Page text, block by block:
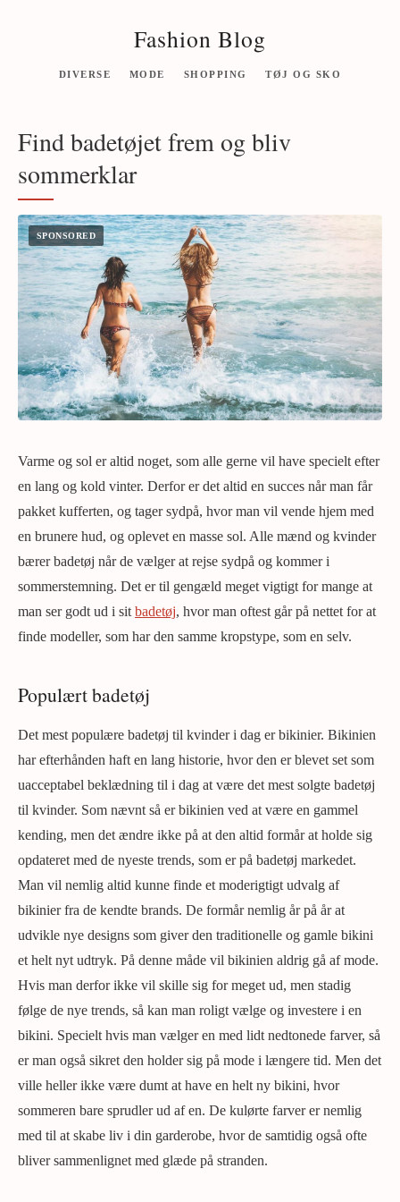
Fashion Blog
DIVERSE MODE SHOPPING TØJ OG SKO
Find badetøjet frem og bliv
sommerklar
Varme og sol er altid noget, som alle gerne vil have specielt efter
en lang og kold vinter. Derfor er det altid en succes når man får
pakket kufferten, og tager sydpå, hvor man vil vende hjem med
en brunere hud, og oplevet en masse sol. Alle mænd og kvinder
bærer badetøj når de vælger at rejse sydpå og kommer i
sommerstemning. Det er til gengæld meget vigtigt for mange at
man ser godt ud i sit badetøj, hvor man oftest går på nettet for at
finde modeller, som har den samme kropstype, som en selv.
Populært badetøj
Det mest populære badetøj til kvinder i dag er bikinier. Bikinien
har efterhånden haft en lang historie, hvor den er blevet set som
uacceptabel beklædning til i dag at være det mest solgte badetøj
til kvinder. Som nævnt så er bikinien ved at være en gammel
kending, men det ændre ikke på at den altid formår at holde sig
opdateret med de nyeste trends, som er på badetøj markedet.
Man vil nemlig altid kunne finde et moderigtigt udvalg af
bikinier fra de kendte brands. De formår nemlig år på år at
udvikle nye designs som giver den traditionelle og gamle bikini
et helt nyt udtryk. På denne måde vil bikinien aldrig gå af mode.
Hvis man derfor ikke vil skille sig for meget ud, men stadig
følge de nye trends, så kan man roligt vælge og investere i en
bikini. Specielt hvis man vælger en med lidt nedtonede farver, så
er man også sikret den holder sig på mode i længere tid. Men det
ville heller ikke være dumt at have en helt ny bikini, hvor
sommeren bare sprudler ud af en. De kulørte farver er nemlig
med til at skabe liv i din garderobe, hvor de samtidig også ofte
bliver sammenlignet med glæde på stranden.